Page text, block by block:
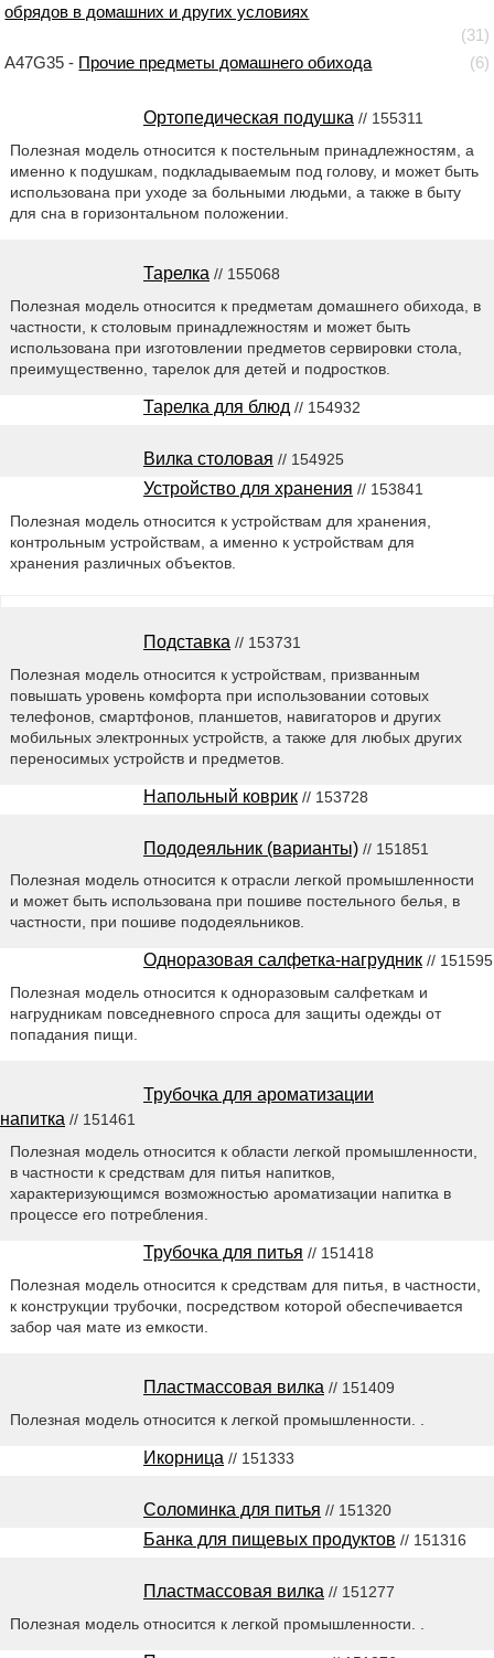
обрядов в домашних и других условиях
(31)
A47G35 - Прочие предметы домашнего обихода (6)
Ортопедическая подушка // 155311
Полезная модель относится к постельным принадлежностям, а
именно к подушкам, подкладываемым под голову, и может быть
использована при уходе за больными людьми, а также в быту
для сна в горизонтальном положении.
Тарелка // 155068
Полезная модель относится к предметам домашнего обихода, в
частности, к столовым принадлежностям и может быть
использована при изготовлении предметов сервировки стола,
преимущественно, тарелок для детей и подростков.
Тарелка для блюд // 154932
Вилка столовая // 154925
Устройство для хранения // 153841
Полезная модель относится к устройствам для хранения,
контрольным устройствам, а именно к устройствам для
хранения различных объектов.
Подставка // 153731
Полезная модель относится к устройствам, призванным
повышать уровень комфорта при использовании сотовых
телефонов, смартфонов, планшетов, навигаторов и других
мобильных электронных устройств, а также для любых других
переносимых устройств и предметов.
Напольный коврик // 153728
Пододеяльник (варианты) // 151851
Полезная модель относится к отрасли легкой промышленности
и может быть использована при пошиве постельного белья, в
частности, при пошиве пододеяльников.
Одноразовая салфетка-нагрудник // 151595
Полезная модель относится к одноразовым салфеткам и
нагрудникам повседневного спроса для защиты одежды от
попадания пищи.
Трубочка для ароматизации
напитка // 151461
Полезная модель относится к области легкой промышленности,
в частности к средствам для питья напитков,
характеризующимся возможностью ароматизации напитка в
процессе его потребления.
Трубочка для питья // 151418
Полезная модель относится к средствам для питья, в частности,
к конструкции трубочки, посредством которой обеспечивается
забор чая мате из емкости.
Пластмассовая вилка // 151409
Полезная модель относится к легкой промышленности. .
Икорница // 151333
Соломинка для питья // 151320
Банка для пищевых продуктов // 151316
Пластмассовая вилка // 151277
Полезная модель относится к легкой промышленности. .